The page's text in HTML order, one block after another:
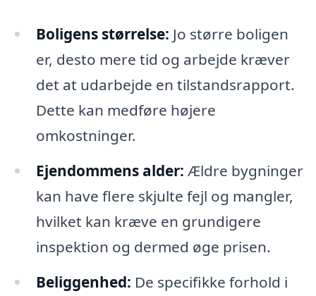
Boligens størrelse: Jo større boligen
er, desto mere tid og arbejde kræver
det at udarbejde en tilstandsrapport.
Dette kan medføre højere
omkostninger.
Ejendommens alder: Ældre bygninger
kan have flere skjulte fejl og mangler,
hvilket kan kræve en grundigere
inspektion og dermed øge prisen.
Beliggenhed: De specifikke forhold i